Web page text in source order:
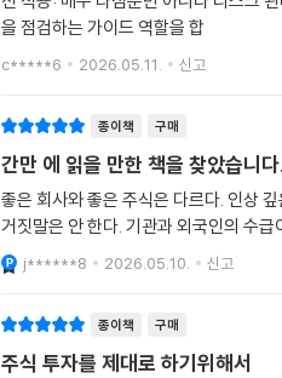
을 점검하는 가이드 역할을 합
c*****6 2026.05.11. 신고
종이책 구매
간만 에 읽을 만한 책을 찾았습니다.
좋은 회사와 좋은 주식은 다르다. 인상
거짓말은 안 한다. 기관과 외국인의 수
j******8 2026.05.10. 신고
종이책 구매
주식 투자를 제대로 하기위해서